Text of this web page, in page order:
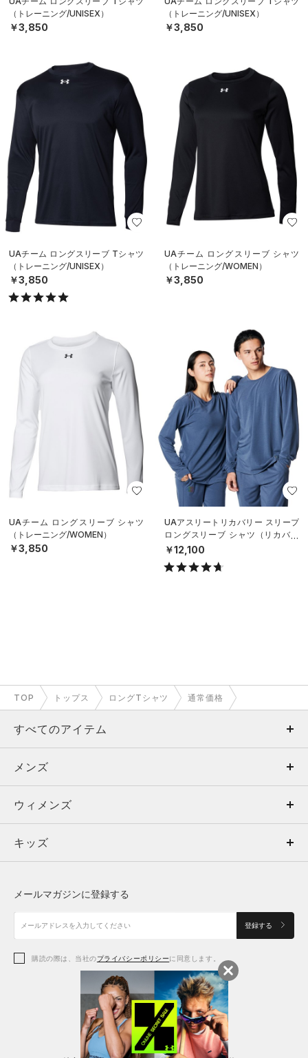
（トレーニング/UNISEX）
￥3,850
（トレーニング/UNISEX）
￥3,850
UAチーム ロングスリーブ Tシャツ
（トレーニング/UNISEX）
￥3,850
UAチーム ロングスリーブ シャツ
（トレーニング/WOMEN）
￥3,850
UAチーム ロングスリーブ シャツ
（トレーニング/WOMEN）
￥3,850
UAアスリートリカバリー スリープ
ロングスリーブ シャツ（リカバリ
ー/UNISEX）
￥12,100
TOP トップス ロングTシャツ 通常価格
すべてのアイテム
メンズ
ウィメンズ
キッズ
アクセサリー
メンズ
トップス
ボトムス
アクセサリー
ウィメンズ
トップス
シューズ
アクセサリー
レギンス＆タイツ
キッズ
シューズ
メールマガジンに登録する
登録する
購読の際は、当社のプライバシーポリシーに同意します。